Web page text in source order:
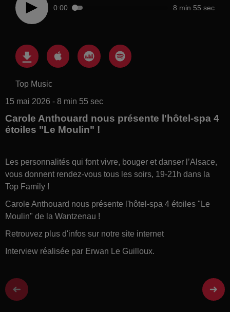
0:00 8 min 55 sec
Top Music
15 mai 2026 - 8 min 55 sec
Carole Anthouard nous présente l'hôtel-spa 4
étoiles "Le Moulin" !
Les personnalités qui font vivre, bouger et danser l’Alsace,
vous donnent rendez-vous tous les soirs, 19-21h dans la
Top Family !
Carole Anthouard nous présente l'hôtel-spa 4 étoiles "Le
Moulin" de la Wantzenau !
Retrouvez plus d'infos sur notre site internet
Interview réalisée par Erwan Le Guilloux.